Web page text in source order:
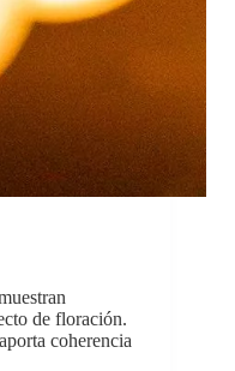
de floración.
coherencia